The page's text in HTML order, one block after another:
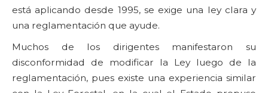
está aplicando desde 1995, se exige una ley clara y
una reglamentación que ayude.
Muchos de los dirigentes manifestaron su
disconformidad de modificar la Ley luego de la
reglamentación, pues existe una experiencia similar